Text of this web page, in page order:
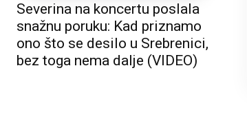
Severina na koncertu poslala
snažnu poruku: Kad priznamo
ono što se desilo u Srebrenici,
bez toga nema dalje (VIDEO)